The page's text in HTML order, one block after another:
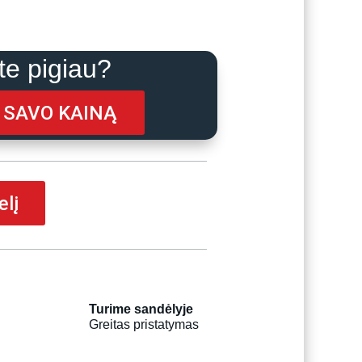
pigiau?
KAINĄ
Turime sandėlyje
Greitas pristatymas